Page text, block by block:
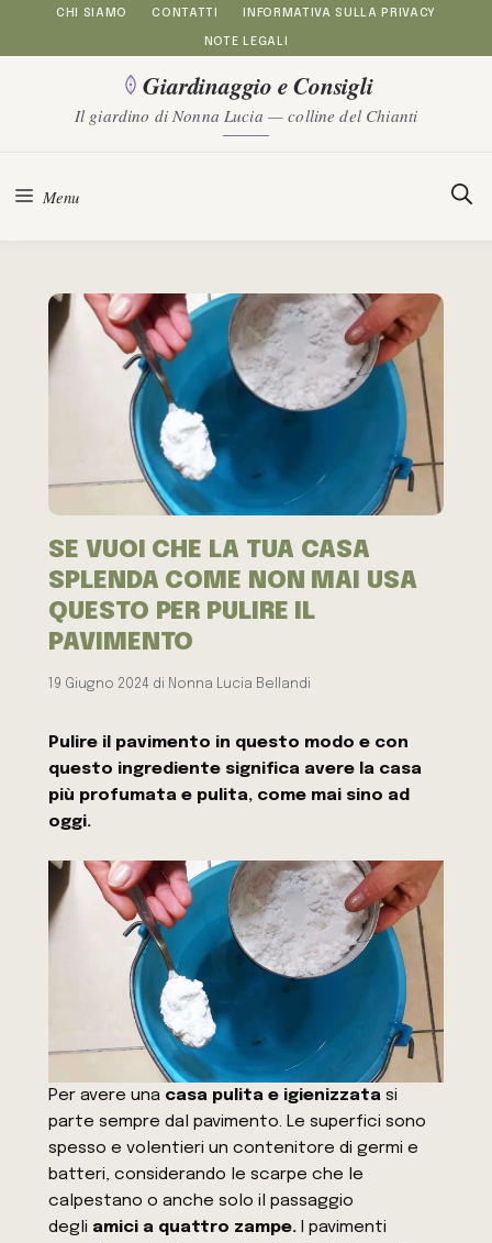
al
contenuto
CHI SIAMO CONTATTI INFORMATIVA SULLA PRIVACY
NOTE LEGALI
Giardinaggio e Consigli
Il giardino di Nonna Lucia — colline del Chianti
Menu
SE VUOI CHE LA TUA CASA
SPLENDA COME NON MAI USA
QUESTO PER PULIRE IL
PAVIMENTO
19 Giugno 2024 di Nonna Lucia Bellandi
Pulire il pavimento in questo modo e con
questo ingrediente significa avere la casa
più profumata e pulita, come mai sino ad
oggi.
Per avere una casa pulita e igienizzata si
parte sempre dal pavimento. Le superfici sono
spesso e volentieri un contenitore di germi e
batteri, considerando le scarpe che le
calpestano o anche solo il passaggio
degli amici a quattro zampe. I pavimenti